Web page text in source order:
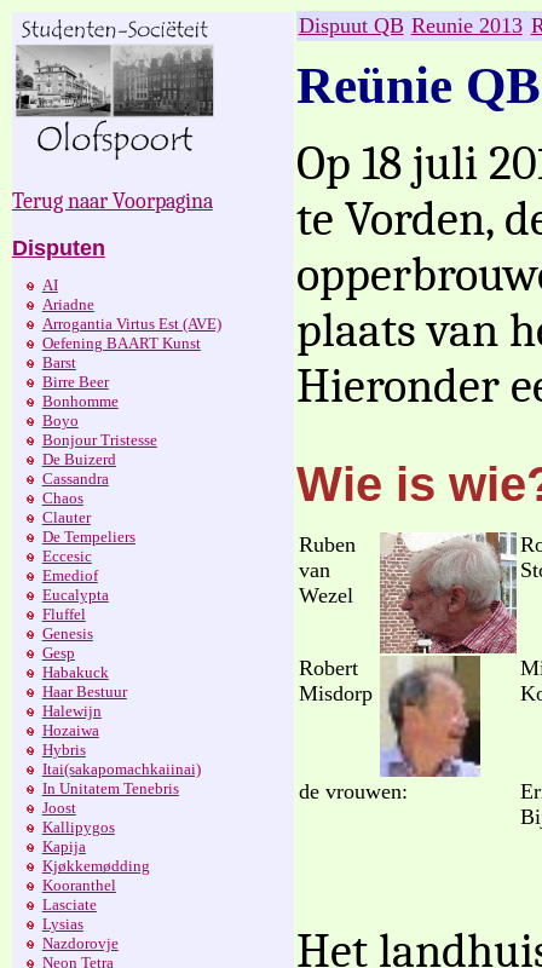
Terug naar Voorpagina
Disputen
AI
Ariadne
Arrogantia Virtus Est (AVE)
Oefening BAART Kunst
Barst
Birre Beer
Bonhomme
Boyo
Bonjour Tristesse
De Buizerd
Cassandra
Chaos
Clauter
De Tempeliers
Eccesic
Emediof
Eucalypta
Fluffel
Genesis
Gesp
Habakuck
Haar Bestuur
Halewijn
Hozaiwa
Hybris
Itai(sakapomachkaiinai)
In Unitatem Tenebris
Joost
Kallipygos
Kapija
Kjøkkemødding
Kooranthel
Lasciate
Lysias
Nazdorovje
Neon Tetra
Dispuut QB Reunie 2013
Reünie QB
Op 18 juli
te Vorden,
plaats van
Hieronder
Wie is
Ruben
van
Wezel
Robert
Misdorp
de vrouwen:
Het